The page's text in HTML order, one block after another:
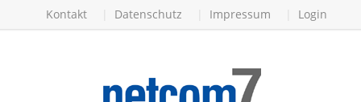
Kontakt Datenschutz Impressum Login